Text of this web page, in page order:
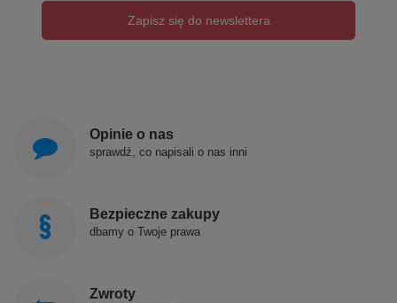
Zapisz się do newslettera
Opinie o nas
sprawdź, co napisali o nas inni
Bezpieczne zakupy
dbamy o Twoje prawa
Zwroty